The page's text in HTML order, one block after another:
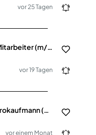
vor 25 Tagen
Kaufmännischer Mitarbeiter (m/w/d) für Patientenservice
vor 19 Tagen
Bürokauffrau / Bürokaufmann (m/w/d) im Vertrieb
vor einem Monat